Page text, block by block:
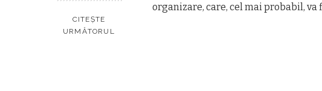
CITEȘTE
URMĂTORUL
organizare, care, cel mai probabil,